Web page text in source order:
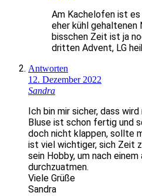
Am Kachelofen ist
eher kühl gehaltenen
bisschen Zeit ist ja
dritten Advent, LG
Antworten
12. Dezember 2022
Sandra
Ich bin mir sicher, dass
Bluse ist schon fertig und
doch nicht klappen, sollte
ist viel wichtiger, sich Zeit
sein Hobby, um nach
durchzuatmen.
Viele Grüße
Sandra